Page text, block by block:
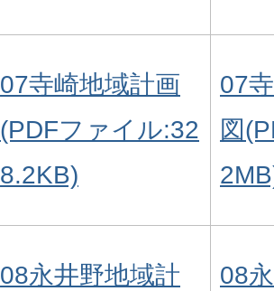
07寺崎地域計画
(PDFファイル:32
8.2KB)
07
図
08永井野地域計
08